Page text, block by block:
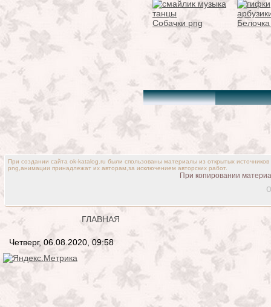
Собачки png
При создании сайта ok-katalog.ru были спользованы материалы из открытых
png,анимации принадлежат их авторам,за исключением авторских работ.
При копировании
ГЛАВНАЯ
Четверг, 06.08.2020, 09:58